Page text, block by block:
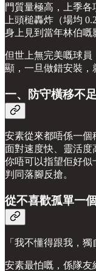
門質量極高，上季
上頭槌轟炸（場均
身上見到當年林伯嘅
但世上無完美嘅球員
顯，一旦做錯安裝，
一、防守橫移不
安素從來都唔係一個
面對速度快、靈活度
你唔可以指望佢好似
判同落腳反搶。
從不喜歡孤單一
「我不懂得跟我，
安素最怕嘅，係隊友